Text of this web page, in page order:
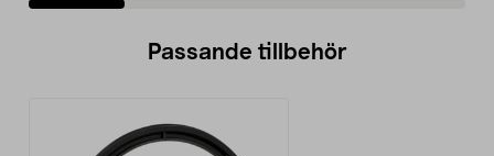
Passande tillbehör